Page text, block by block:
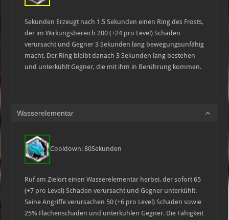
Sekunden Erzeugt nach 1.5 Sekunden einen Ring des Frosts,
der im Wirkungsbereich 200 (+24 pro Level) Schaden
verursacht und Gegner 3 Sekunden lang bewegungsunfähig
macht. Der Ring bleibt danach 3 Sekunden lang bestehen
und unterkühlt Gegner, die mit ihm in Berührung kommen.
Wasserelementar
Cooldown: 80Sekunden
Ruf am Zielort einen Wasserelementar herbei, der sofort 65
(+7 pro Level) Schaden verursacht und Gegner unterkühlt.
Seine Angriffe verursachen 50 (+6 pro Level) Schaden sowie
25% Flächenschaden und unterkühlen Gegner. Die Fähigkeit